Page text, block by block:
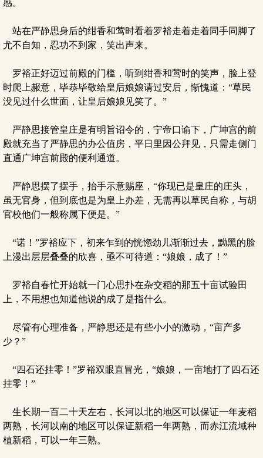
感。
站在严静思身后的绀香和莺时看着罗裕走着走着同手同脚了
尤不自知，忍功不到家，笑出声来。
罗裕正好迈过前殿的门槛，听到绀香和莺时的笑声，脸上登
时爬上赧意，毕恭毕敬给皇后娘娘请过安后，惭愧道：“草民
没见过什么世面，让皇后娘娘见笑了。”
严静思接管皇庄是有明旨诏令的，宁帝口谕下，广坤宫的前
殿就充当了严静思的办公值房，平日里因公拜见，只需走侧门
直通广坤宫前殿的便利通道。
严静思摆了摆手，抬手示意赐座，“你现已是皇庄的庄头，
虽无官身，但到底也是为皇上办差，无需再以草民自称，与胡
官校他们一般称属下便是。”
“诺！”罗裕应下，初来乍到的恍惚劲儿渐渐过去，黝黑的脸
上漫出层层叠叠的欣喜，亟不可待道：“娘娘，成了！”
罗裕自春忙开始就一门心思扑在杂交稻的那五十亩试验田
上，不用想也知道他说的成了是指什么。
尽管有心理准备，严静思还是有些小小的激动，“亩产多
少？”
“四石还挂零！”罗裕双眼直冒光，“娘娘，一亩地打了四石还
挂零！”
生长期一百二十天左右，长河以北的地区可以保证一年麦稻
两熟，长河以南的地区可以保证新稻一年两熟，而赤江流域种
植新稻，可以一年三熟。